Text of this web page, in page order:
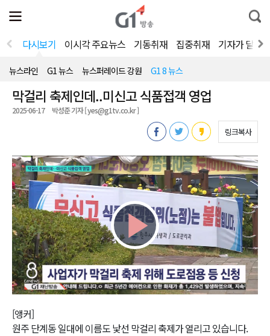
전
체
뉴
열
통
합
색
다시보기 이시각 주요뉴스 기동취재 집중취재 기자가 달려
뉴스라인 G1 뉴스 뉴스퍼레이드 강원 G1 8 뉴스
막걸리 축제인데..미신고 식품접객 영업
2025-06-17 박성준 기자 [ yes@g1tv.co.kr ]
링크복사
Play
Video
[앵커]
원주 단계동 일대에 이름도 낯선 막걸리 축제가 열리고 있습니다.